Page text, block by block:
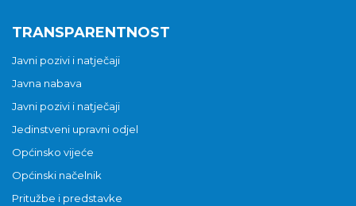
TRANSPARENTNOST
Javni pozivi i natječaji
Javna nabava
Javni pozivi i natječaji
Jedinstveni upravni odjel
Općinsko vijeće
Općinski načelnik
Pritužbe i predstavke